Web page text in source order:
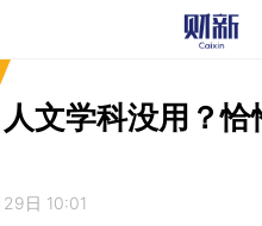
文学科没用？
日 10:01